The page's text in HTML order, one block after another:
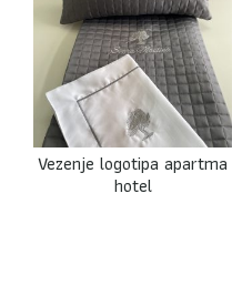
Vezenje logotipa apartma
hotel